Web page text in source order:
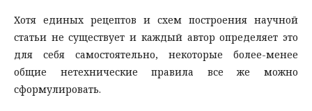
Хотя единых рецептов и схем построения научной
статьи не существует и каждый автор определяет это
для себя самостоятельно, некоторые более-менее
общие нетехнические правила все же можно
сформулировать.